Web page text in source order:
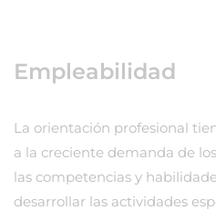
Empleabilidad
La orientación profesional
a la creciente demanda de
las competencias y
desarrollar las actividades